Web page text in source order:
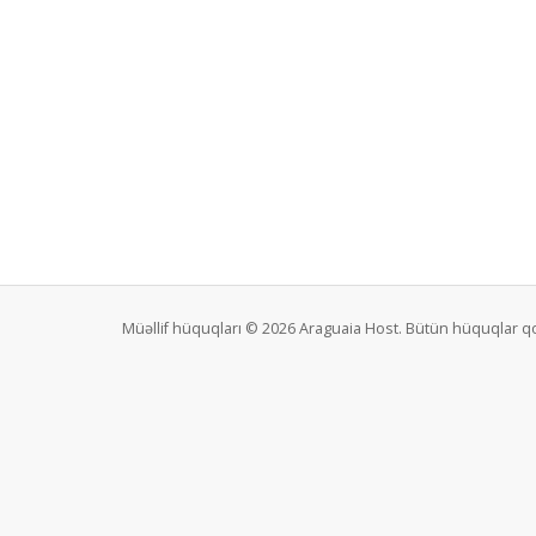
Müəllif hüquqları © 2026 Araguaia Host. Bütün hüquqlar